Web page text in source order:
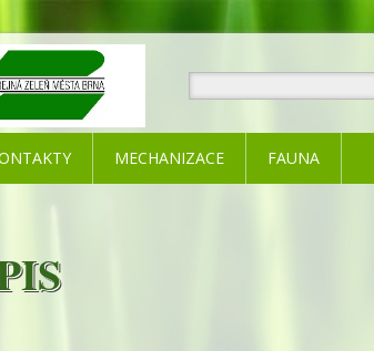
MECHANIZACE FAUNA